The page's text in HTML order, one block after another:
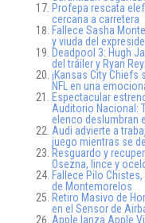
Profepa rescata
cercana a carretera
Fallece Sasha
y viuda del
Deadpool 3: Hugh
del tráiler y Ryan
¡Kansas City
NFL en una
Espectacular
Auditorio Nacional:
elenco deslumbran
Audi advierte a
juego mientras se
Resguardo y
Osezna, lince y
Fallece Pilo
de Montemorelos
Retiro Masivo de
en el Sensor de
Apple lanza Apple